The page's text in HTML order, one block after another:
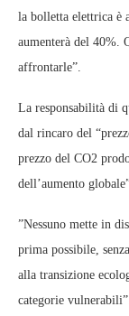
la bolletta elettrica è
aumenterà del 40%.
affrontarle”.
La responsabilità di
dal rincaro del
prezzo del CO2
dell’aumento
”Nessuno mette in
prima possibile,
alla transizione
categorie